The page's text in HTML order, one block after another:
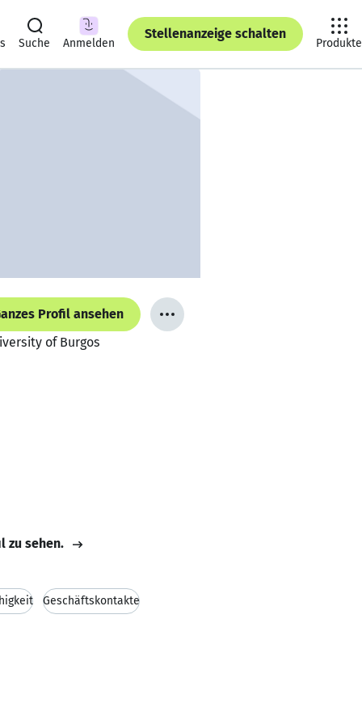
Suche Anmelden
Stellenanzeige schalten
Produkte
Profil ansehen
of Burgos
zu sehen.
Geschäftskontakte